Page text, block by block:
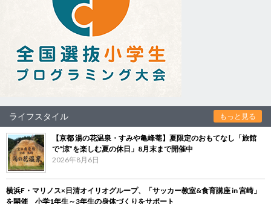
ライフスタイル もっと見る
【京都 湯の花温泉・すみや亀峰菴】夏限定のおもてなし「旅館
で“涼”を楽しむ夏の休日」8月末まで開催中
2026年8月6日
横浜F・マリノス×日清オイリオグループ、「サッカー教室&食育講座 in 宮崎」
を開催 小学1年生～3年生の身体づくりをサポート